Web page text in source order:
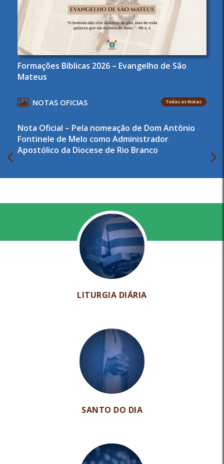
Formações Bíblicas 2026 – Evangelho de São
Mateus
NOTAS OFICIAS Todas as Notas
Nota Oficial – Pela nomeação de Dom Antônio
Fontinele de Melo como Administrador
Apostólico da Diocese de Rio Branco
LITURGIA DIÁRIA
SANTO DO DIA